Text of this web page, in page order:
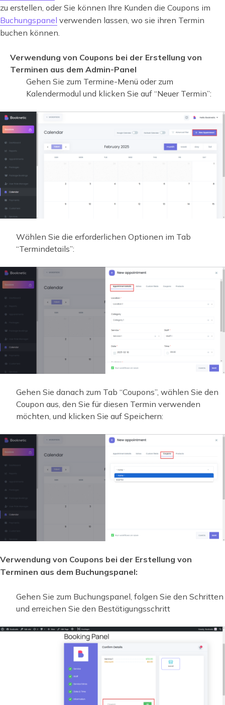
zu erstellen, oder Sie können Ihre Kunden die Coupons im
Buchungspanel verwenden lassen, wo sie ihren Termin
buchen können.
Verwendung von Coupons bei der Erstellung von
Terminen aus dem Admin-Panel
Gehen Sie zum Termine-Menü oder zum
Kalendermodul und klicken Sie auf “Neuer Termin”:
Wählen Sie die erforderlichen Optionen im Tab
“Termindetails”:
Gehen Sie danach zum Tab “Coupons”, wählen Sie den
Coupon aus, den Sie für diesen Termin verwenden
möchten, und klicken Sie auf Speichern:
Verwendung von Coupons bei der Erstellung von
Terminen aus dem Buchungspanel:
Gehen Sie zum Buchungspanel, folgen Sie den Schritten
und erreichen Sie den Bestätigungsschritt